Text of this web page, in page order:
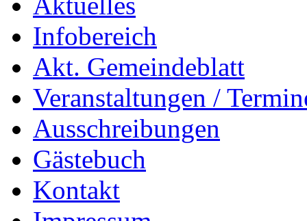
Infobereich
Akt. Gemeindeblatt
Veranstaltungen /
Ausschreibungen
Gästebuch
Kontakt